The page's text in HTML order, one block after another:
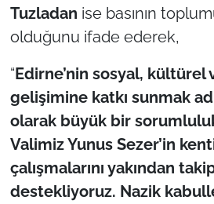
Tuzladan ise basının
olduğunu ifade ederek,
“Edirne’nin sosyal, kültürel
gelişimine katkı sunmak
olarak büyük bir
Valimiz Yunus Sezer’in
çalışmalarını yakından
destekliyoruz. Nazik